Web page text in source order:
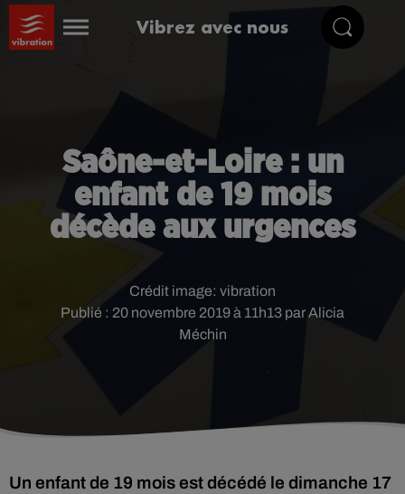
Vibrez avec nous
Saône-et-Loire : un
enfant de 19 mois
décède aux urgences
Publié : 20 novembre 2019 à 11h13 par Alicia
Méchin
Crédit image: vibration
Un enfant de 19 mois est décédé le dimanche 17